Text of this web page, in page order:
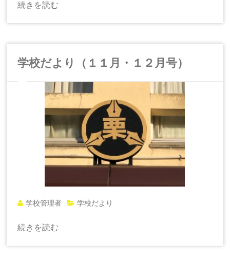
続きを読む
学校だより（１１月・１２月号）
学校管理者 学校だより
続きを読む